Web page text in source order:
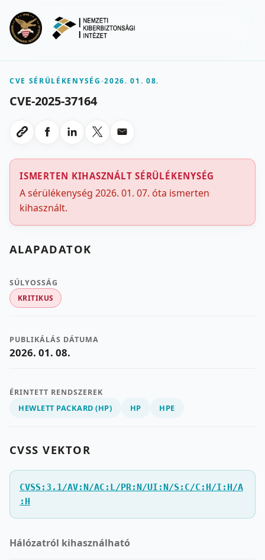
CVE SÉRÜLÉKENYSÉG-2026. 01. 08.
CVE-2025-37164
Link masolasa
Megosztas Facebookon
Megosztas LinkedInen
Megosztas X-en
Megosztas emailben
ISMERTEN KIHASZNÁLT SÉRÜLÉKENYSÉG
A sérülékenység 2026. 01. 07. óta ismerten
kihasznált.
ALAPADATOK
SÚLYOSSÁG
KRITIKUS
PUBLIKÁLÁS DÁTUMA
2026. 01. 08.
ÉRINTETT RENDSZEREK
HEWLETT PACKARD (HP) HP HPE
CVSS VEKTOR
CVSS:3.1/AV:N/AC:L/PR:N/UI:N/S:C/C:H/I:H/A
:H
Hálózatról kihasználható